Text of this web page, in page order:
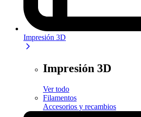
Impresión 3D
Impresión 3D
Ver todo
Filamentos
Accesorios y recambios